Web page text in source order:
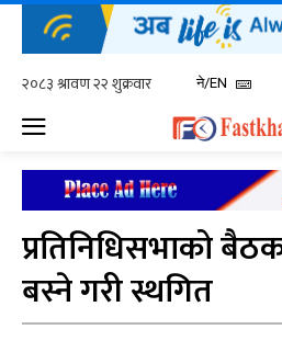
ने/EN
प्रतिनिधिसभाको
बस्ने गरी स्थगित